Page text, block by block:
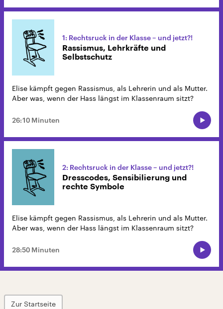
1: Rechtsruck in der Klasse – und jetzt?!
Rassismus, Lehrkräfte und
Selbstschutz
Elise kämpft gegen Rassismus, als Lehrerin und als Mutter.
Aber was, wenn der Hass längst im Klassenraum sitzt?
26:10 Minuten
2: Rechtsruck in der Klasse – und jetzt?!
Dresscodes, Sensibilierung und
rechte Symbole
Elise kämpft gegen Rassismus, als Lehrerin und als Mutter.
Aber was, wenn der Hass längst im Klassenraum sitzt?
28:50 Minuten
Zur Startseite